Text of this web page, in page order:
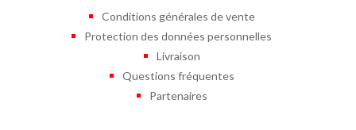
Conditions générales de vente
Protection des données personnelles
Livraison
Questions fréquentes
Partenaires